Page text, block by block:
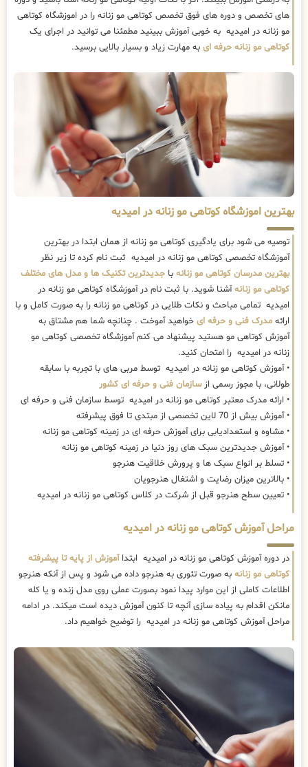
های تخصص و دوره های فوق تخصص کوتاهی مو زنانه را در اموزشگاه کوتاهی
مو زنانه در امیدیه به خوبی آموزش ببینید مطمئنا می توانید در اجرای یک
کوتاهی مو زنانه حرفه ای به مهارت زیاد و بسیار بالایی برسید.
بهترین اموزشگاه کوتاهی مو زنانه در امیدیه
توصیه می شود برای یادگیری کوتاهی مو زنانه از همان ابتدا در بهترین
آموزشگاه تخصصی کوتاهی مو زنانه در امیدیه ثبت نام کرده تا زیر نظر
بهترین مدرسان کوتاهی مو زنانه با جدیدترین تکنیک ها و مدل های مختلف
کوتاهی مو زنانهآشنا شوید. با ثبت نام در آموزشگاه کوتاهی مو زنانه در
امیدیه تمامی مباحث و نکات طلایی در کوتاهی مو زنانه را به صورت کامل و با
ارائه مدرک فنی و حرفه ای خواهید آموخت . چنانچه شما هم مشتاق به
آموزش کوتاهی مو هستید پیشنهاد می کنم آموزشگاه تخصصی کوتاهی مو
زنانه در امیدیه را امتحان کنید.
• آموزش کوتاهی مو زنانه در امیدیه توسط مربی های با تجربه با سابقه
طولانی، با مجوز رسمی ازسازمان فنی و حرفه ای کشور
• ارائه مدرک معتبر کوتاهی مو زنانه در امیدیه توسط سازمان فنی و حرفه ای
• آموزش بیش از 70 لاین تخصصی از مبتدی تا فوق پیشرفته
• مشاوه و استعدادیابی برای آموزش حرفه ای در زمینه کوتاهی مو زنانه
• آموزش جدیدترین سبک های روز دنیا در زمینه کوتاهی مو زنانه
• تسلط بر انواع سبک ها و پرورش خلاقیت هنرجو
• بالاترین میزان رضایت و اشتغال هنرجویان
• تعیین سطح هنرجو قبل از شرکت در کلاس کوتاهی مو زنانه در امیدیه
مراحل آموزش کوتاهی مو زنانه در امیدیه
در دوره آموزش کوتاهی مو زنانه در امیدیه ابتداآموزش از پایه تا پیشرفته
کوتاهی مو زنانه به صورت تئوری به هنرجو داده می شود و پس از آنکه هنرجو
اطلاعات کاملی از این موارد پیدا نمود بصورت عملی روی مدل زنده و یا کله
مانکن اقدام به پیاده سازی آنچه تا کنون آموزش دیده است میکند. در ادامه
مراحل آموزش کوتاهی مو زنانه در امیدیه را توضیح خواهیم داد.